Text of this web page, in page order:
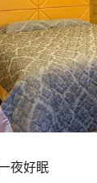
夜好眠